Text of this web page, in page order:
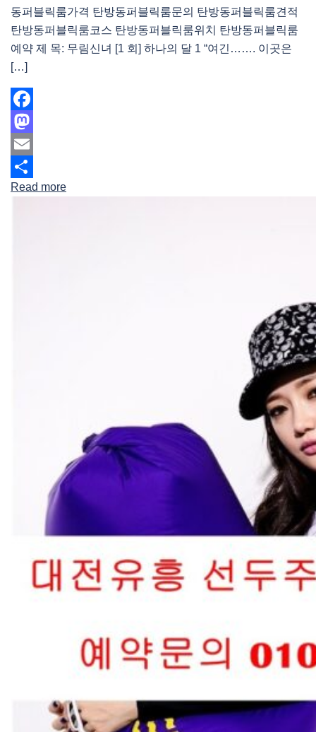
동퍼블릭룸가격 탄방동퍼블릭룸문의 탄방동퍼블릭룸견적
탄방동퍼블릭룸코스 탄방동퍼블릭룸위치 탄방동퍼블릭룸
예약 제 목: 무림신녀 [1 회] 하나의 달 1 “여긴……. 이곳은
[…]
Facebook
Mastodon
Email
Share
Read more